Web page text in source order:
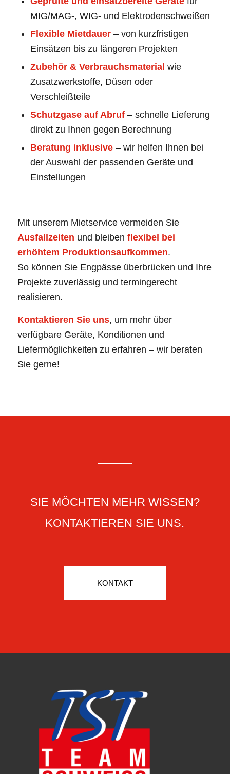
MIG/MAG-, WIG- und Elektrodenschweißen
Flexible Mietdauer– von kurzfristigen
Einsätzen bis zu längeren Projekten
Zubehör & Verbrauchsmaterial wie
Zusatzwerkstoffe, Düsen oder
Verschleißteile
Schutzgase auf Abruf– schnelle Lieferung
direkt zu Ihnen gegen Berechnung
Beratung inklusive– wir helfen Ihnen bei
der Auswahl der passenden Geräte und
Einstellungen
Mit unserem Mietservice vermeiden Sie
Ausfallzeiten und bleiben flexibel bei
erhöhtem Produktionsaufkommen.
So können Sie Engpässe überbrücken und Ihre
Projekte zuverlässig und termingerecht
realisieren.
Kontaktieren Sie uns, um mehr über
verfügbare Geräte, Konditionen und
Liefermöglichkeiten zu erfahren – wir beraten
Sie gerne!
SIE MÖCHTEN MEHR WISSEN?
KONTAKTIEREN SIE UNS.
KONTAKT